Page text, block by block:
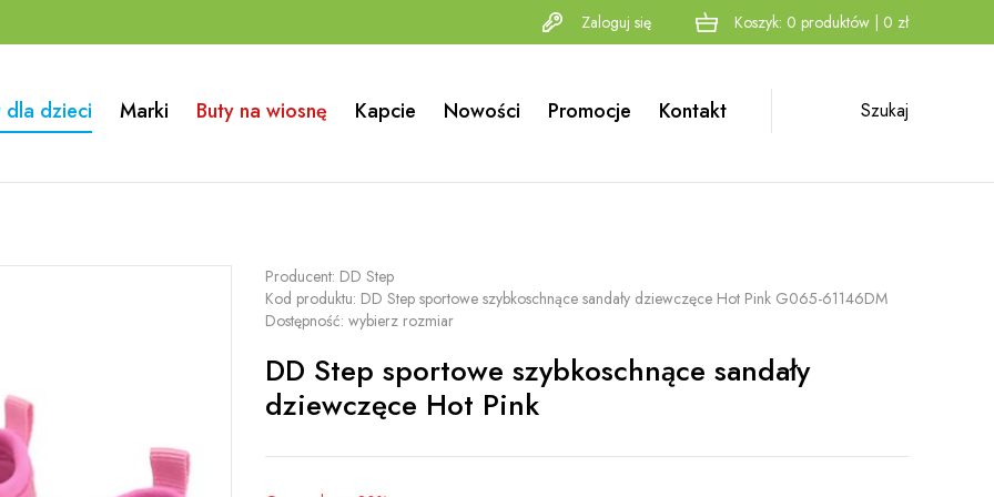
Zaloguj się Koszyk: 0 produktów 0 zł
dla dzieci Marki Buty na wiosnę Kapcie Nowości Promocje Kontakt Szukaj
Producent: DD Step
Kod produktu: DD Step sportowe szybkoschnące sandały dziewczęce Hot Pink G065-61146DM
Dostępność: wybierz rozmiar
DD Step sportowe szybkoschnące sandały
dziewczęce Hot Pink